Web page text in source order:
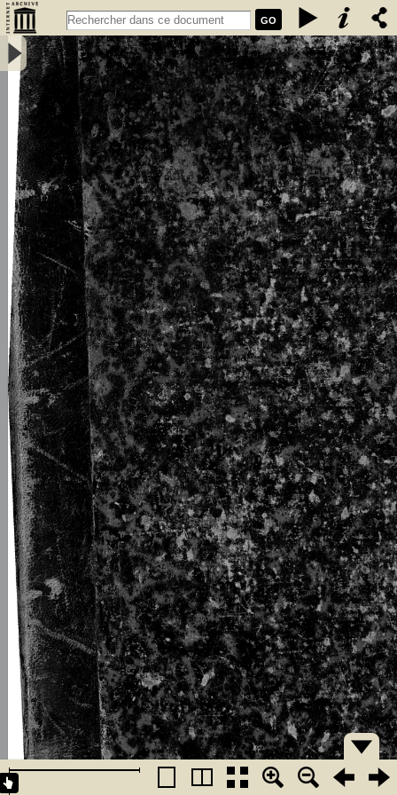
GO
L\'émigration bretonne en Armorique du Ve au VIIe siècle de notre
ère : thèse pour le doctorat - Loth, Joseph (1847-1934)